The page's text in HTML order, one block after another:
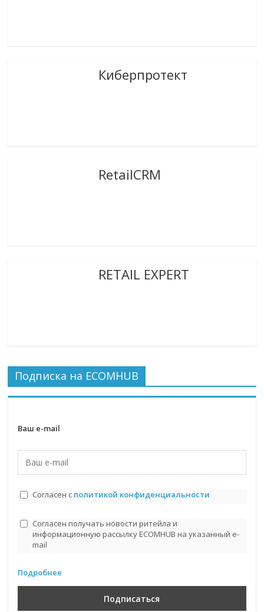
Киберпротект
RetailCRM
RETAIL EXPERT
Подписка на ECOMHUB
Ваш e-mail
Согласен с политикой конфиденциальности
Согласен получать новости ритейла и
информационную рассылку ECOMHUB на указанный e-
mail
Подробнее